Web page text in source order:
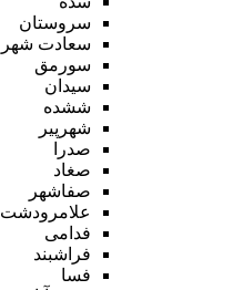
سروستان
سعادت شهر
سورمق
سیدان
ششده
شهرپیر
صدرا
صغاد
صفاشهر
علامرودشت
فدامی
فراشبند
فسا